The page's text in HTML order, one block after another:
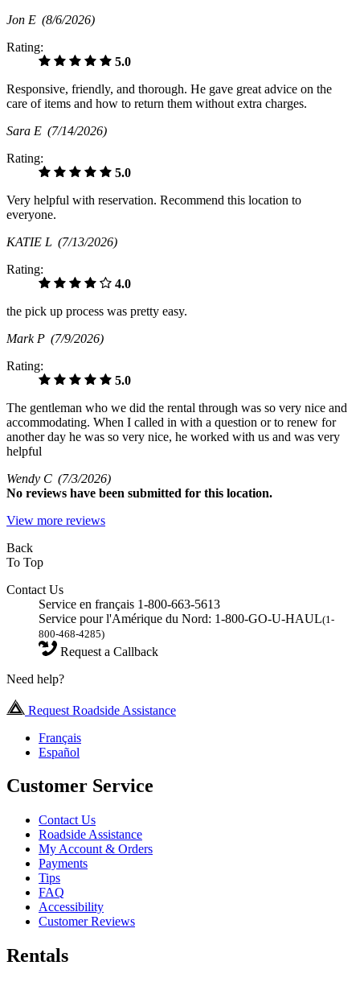
Jon E (8/6/2026)
Rating:
5.0
Responsive, friendly, and thorough. He gave great advice on the
care of items and how to return them without extra charges.
Sara E (7/14/2026)
Rating:
5.0
Very helpful with reservation. Recommend this location to
everyone.
KATIE L (7/13/2026)
Rating:
4.0
the pick up process was pretty easy.
Mark P (7/9/2026)
Rating:
5.0
The gentleman who we did the rental through was so very nice and
accommodating. When I called in with a question or to renew for
another day he was so very nice, he worked with us and was very
helpful
Wendy C (7/3/2026)
No reviews have been submitted for this location.
View more reviews
Back
To Top
Contact Us
Service en français 1-800-663-5613
Service pour l'Amérique du Nord: 1-800-GO-U-HAUL(1-
800-468-4285)
Request a Callback
Need help?
Request Roadside Assistance
Français
Español
Customer Service
Contact Us
Roadside Assistance
My Account & Orders
Payments
Tips
FAQ
Accessibility
Customer Reviews
Rentals